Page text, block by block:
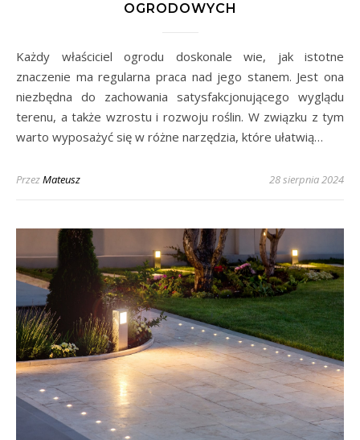
OGRODOWYCH
Każdy właściciel ogrodu doskonale wie, jak istotne
znaczenie ma regularna praca nad jego stanem. Jest ona
niezbędna do zachowania satysfakcjonującego wyglądu
terenu, a także wzrostu i rozwoju roślin. W związku z tym
warto wyposażyć się w różne narzędzia, które ułatwią…
PrzezMateusz 28 sierpnia 2024